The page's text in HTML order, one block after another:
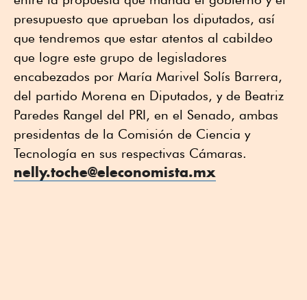
presupuesto que aprueban los diputados, así
que tendremos que estar atentos al cabildeo
que logre este grupo de legisladores
encabezados por María Marivel Solís Barrera,
del partido Morena en Diputados, y de Beatriz
Paredes Rangel del PRI, en el Senado, ambas
presidentas de la Comisión de Ciencia y
Tecnología en sus respectivas Cámaras.
nelly.toche@eleconomista.mx